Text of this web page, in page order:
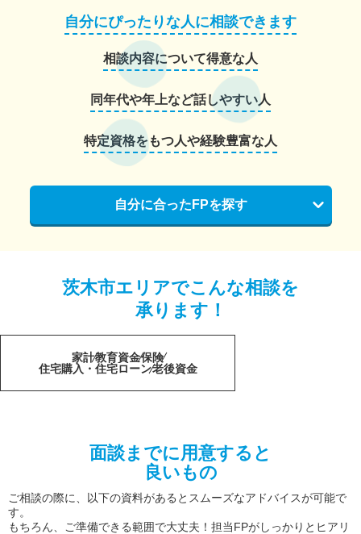
自分にぴったりな人に相談できます
相談内容について得意な人
同年代や年上など話しやすい人
特定資格をもつ人や経験豊富な人
自分に合ったFPを探す
茨木市エリアでこんな相談を
承ります！
家計教育資金保険
住宅購入・住宅ローン老後資金
面談までに用意すると
良いもの
ご相談の際に、以下の資料があるとスムーズなアドバイスが可能で
す。
もちろん、ご準備できる範囲で大丈夫！担当FPがしっかりとヒアリ